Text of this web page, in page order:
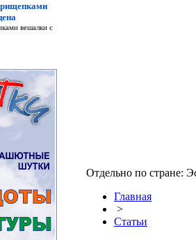
вешалки с
Отдельно по стране:
Главная
>
Статьи